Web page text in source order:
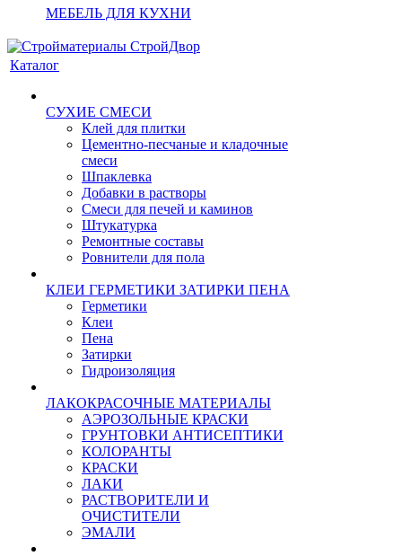
МЕБЕЛЬ ДЛЯ КУХНИ
Каталог
СУХИЕ СМЕСИ
Клей для плитки
Цементно-песчаные и кладочные
смеси
Шпаклевка
Добавки в растворы
Смеси для печей и каминов
Штукатурка
Ремонтные составы
Ровнители для пола
КЛЕИ ГЕРМЕТИКИ ЗАТИРКИ ПЕНА
Герметики
Клеи
Пена
Затирки
Гидроизоляция
ЛАКОКРАСОЧНЫЕ МАТЕРИАЛЫ
АЭРОЗОЛЬНЫЕ КРАСКИ
ГРУНТОВКИ АНТИСЕПТИКИ
КОЛОРАНТЫ
КРАСКИ
ЛАКИ
РАСТВОРИТЕЛИ И
ОЧИСТИТЕЛИ
ЭМАЛИ